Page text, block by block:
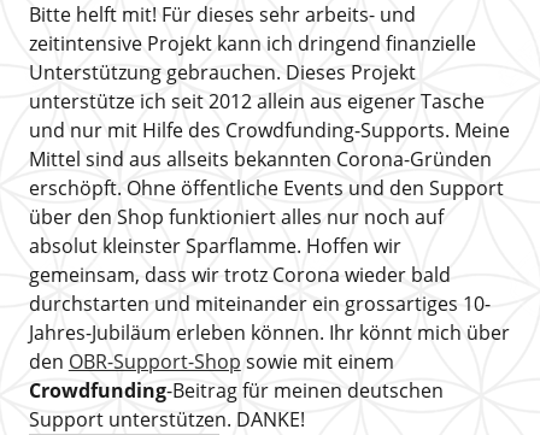
Bitte helft mit! Für dieses sehr arbeits- und
zeitintensive Projekt kann ich dringend finanzielle
Unterstützung gebrauchen. Dieses Projekt
unterstütze ich seit 2012 allein aus eigener Tasche
und nur mit Hilfe des Crowdfunding-Supports. Meine
Mittel sind aus allseits bekannten Corona-Gründen
erschöpft. Ohne öffentliche Events und den Support
über den Shop funktioniert alles nur noch auf
absolut kleinster Sparflamme. Hoffen wir
gemeinsam, dass wir trotz Corona wieder bald
durchstarten und miteinander ein grossartiges 10-
Jahres-Jubiläum erleben können. Ihr könnt mich über
den OBR-Support-Shop sowie mit einem
Crowdfunding-Beitrag für meinen deutschen
Support unterstützen. DANKE!